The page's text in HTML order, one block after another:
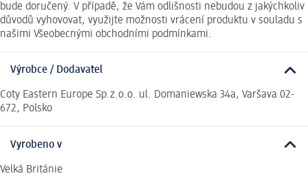
bude doručený. V případě, že Vám odlišnosti nebudou z jakýchkoliv
důvodů vyhovovat, využijte možnosti vrácení produktu v souladu s
našimi Všeobecnými obchodními podmínkami.
Výrobce / Dodavatel
Coty Eastern Europe Sp.z.o.o. ul. Domaniewska 34a, Varšava 02-
672, Polsko
Vyrobeno v
Velká Británie